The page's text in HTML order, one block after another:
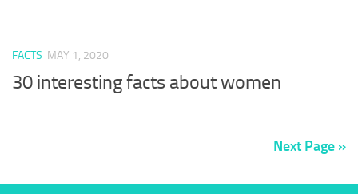
FACTS MAY 1, 2020
30 interesting facts about women
Next Page »